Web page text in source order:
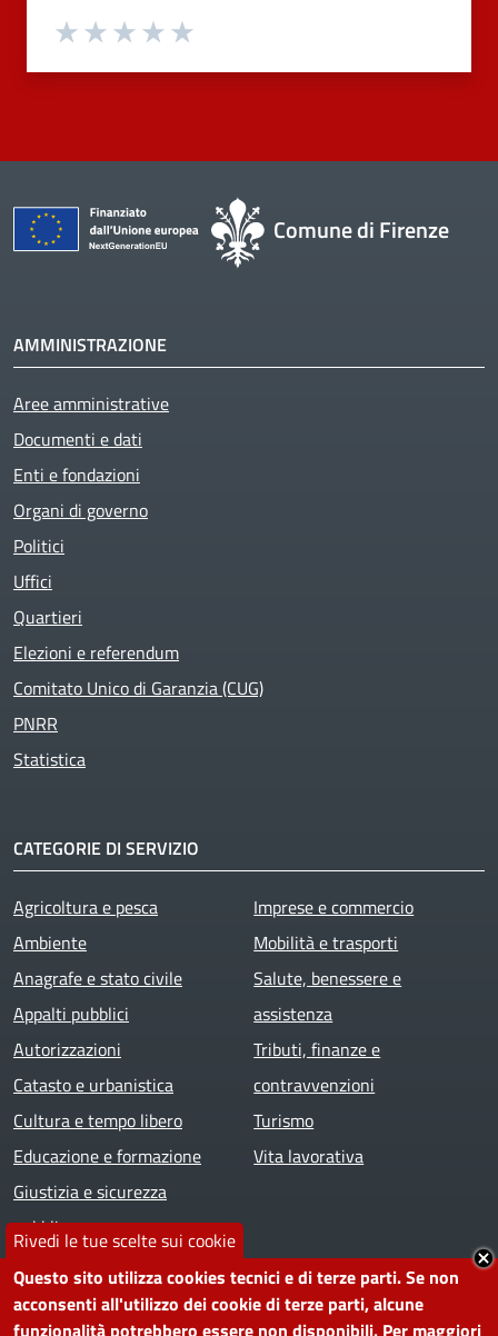
Rivedi le tue scelte sui cookie
Questo sito utilizza cookies tecnici e di terze parti. Se non
acconsenti all'utilizzo dei cookie di terze parti, alcune
funzionalità potrebbero essere non disponibili. Per maggiori
Valuta 4 stelle su 5
Valuta 3 stelle su 5
Valuta 2 stelle su 5
Valuta 1 stelle su 5
Comune di Firenze
AMMINISTRAZIONE
Aree amministrative
Documenti e dati
Enti e fondazioni
Organi di governo
Politici
Uffici
Quartieri
Elezioni e referendum
Comitato Unico di Garanzia (CUG)
PNRR
Statistica
CATEGORIE DI SERVIZIO
Agricoltura e pesca
Ambiente
Anagrafe e stato civile
Appalti pubblici
Autorizzazioni
Catasto e urbanistica
Cultura e tempo libero
Educazione e formazione
Giustizia e sicurezza
pubblica
Imprese e commercio
Mobilità e trasporti
Salute, benessere e
assistenza
Tributi, finanze e
contravvenzioni
Turismo
Vita lavorativa
VIVERE IL COMUNE